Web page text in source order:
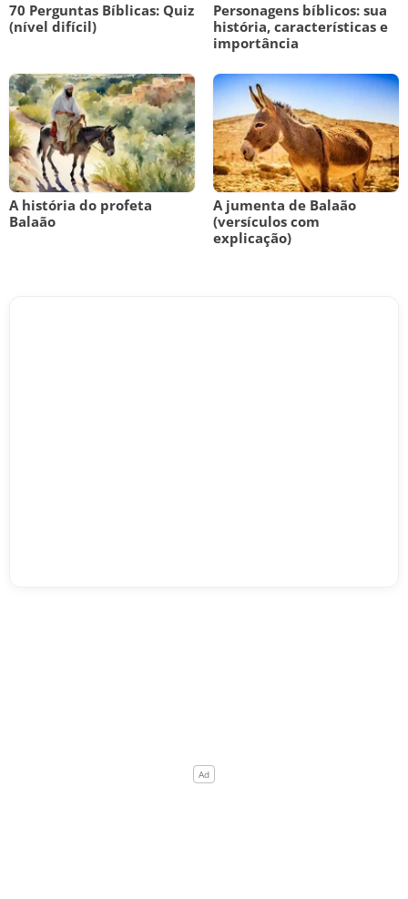
70 Perguntas Bíblicas: Quiz
(nível difícil)
Personagens bíblicos: sua
história, características e
importância
A história do profeta
Balaão
A jumenta de Balaão
(versículos com
explicação)